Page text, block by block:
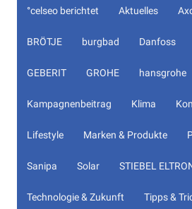
°celseo berichtet Aktuelles
BRÖTJE burgbad Danfoss
GEBERIT GROHE hansgrohe
Kampagnenbeitrag Klima
Lifestyle Marken & Produkte
Sanipa Solar STIEBEL
Technologie & Zukunft Tipps &